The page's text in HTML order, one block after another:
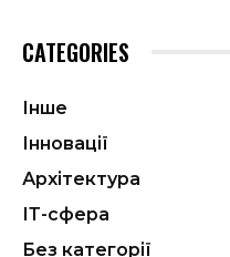
CATEGORIES
Інше
Інновації
Архітектура
ІТ-сфера
Без категорії